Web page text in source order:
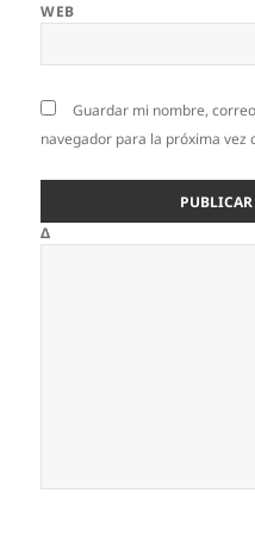
WEB
Guardar mi nombre,
navegador para la próxima vez
Δ